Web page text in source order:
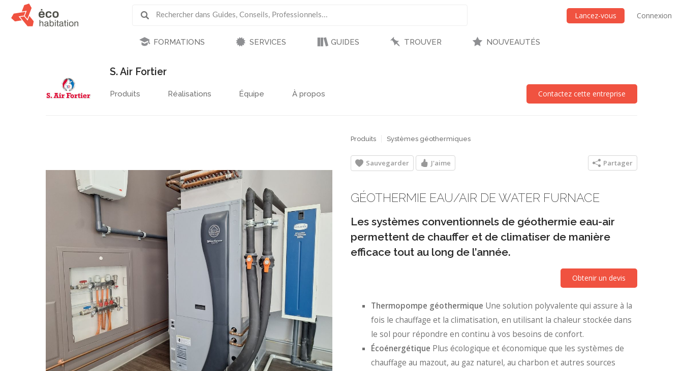
Lancez-vous Connexion
FORMATIONS SERVICES GUIDES TROUVER NOUVEAUTÉS
S. Air Fortier
Contactez cette entreprise
Produits Réalisations Équipe À propos
Produits Systèmes géothermiques
Sauvegarder J'aime Partager
GÉOTHERMIE EAU/AIR DE WATER FURNACE
Les systèmes conventionnels de géothermie eau-air
permettent de chauffer et de climatiser de manière
efficace tout au long de l’année.
Obtenir un devis
Thermopompe géothermique Une solution polyvalente qui assure à la
fois le chauffage et la climatisation, en utilisant la chaleur stockée dans
le sol pour répondre en continu à vos besoins de confort.
Écoénergétique Plus écologique et économique que les systèmes de
chauffage au mazout, au gaz naturel, au charbon et autres sources